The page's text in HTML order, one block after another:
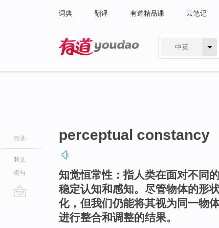
词典 翻译 有道精品课 云笔记
中英
目录
释义
例句
perceptual constancy
知觉恒常性：指人类在面对不同
稳定认知和感知。尽管物体的形
化，但我们仍能将其视为同一物
进行整合和调整的结果。